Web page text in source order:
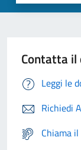
Contatta il
Leggi le
Richiedi
Chiama